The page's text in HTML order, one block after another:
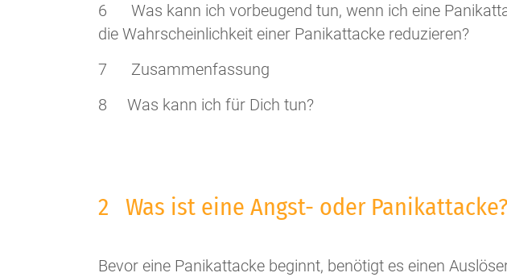
6 Was kann ich vorbeugend tun, wenn ich eine
die Wahrscheinlichkeit einer Panikattacke reduzieren?
7 Zusammenfassung
8 Was kann ich für Dich tun?
2 Was ist eine Angst- oder Panikattacke?
Bevor eine Panikattacke beginnt, benötigt es einen